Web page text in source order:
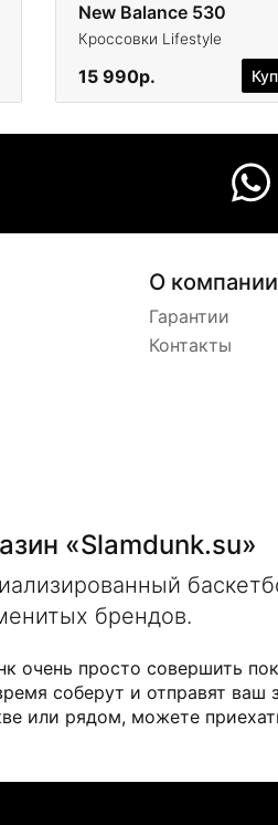
New Balance 530
Кроссовки Lifestyle
15 990р.
О компании
Гарантии
Контакты
«Slamdunk.su»
брендов.
очень просто совершить
соберут и отправят
или рядом, можете